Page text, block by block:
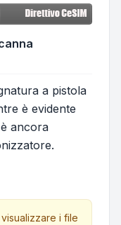
a pistola
è evidente
ancora
i file